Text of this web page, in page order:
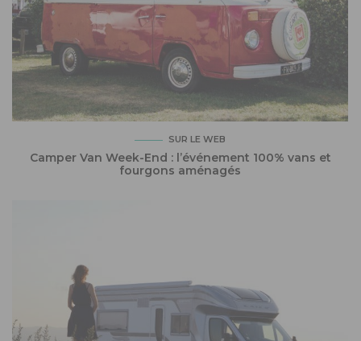
SUR LE WEB
Camper Van Week-End : l’événement 100% vans et
fourgons aménagés